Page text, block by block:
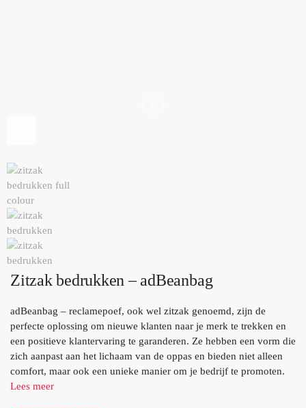
Zitzak bedrukken – adBeanbag
adBeanbag – reclamepoef, ook wel zitzak genoemd, zijn de
perfecte oplossing om nieuwe klanten naar je merk te trekken en
een positieve klantervaring te garanderen. Ze hebben een vorm die
zich aanpast aan het lichaam van de oppas en bieden niet alleen
comfort, maar ook een unieke manier om je bedrijf te promoten.
Lees meer